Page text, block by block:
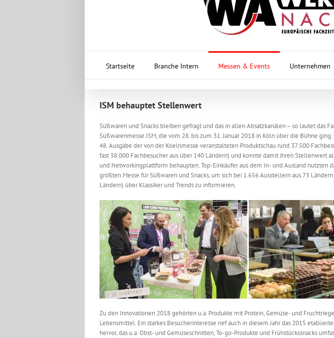
Startseite Branche Intern Messen & Events Unternehmen
ISM behauptet Stellenwert
Süßwaren und Snacks bleiben gefragt und das in allen Absatzkanälen – so lautet das
Süßwarenmesse ISM, die vom 28. bis zum 31. Januar 2018 in Köln über die Bühne
48. Ausgabe der von der Koelnmesse veranstalteten Produktschau rund 37.500
fast 38.000 Fachbesucher aus über 140 Ländern) und konnte damit ihren Stellenwert
und Networkingplattform behaupten. Top-Einkäufer aus dem In- und Ausland nutzten
größten Messe für Süßwaren und Snacks, um sich bei 1.656 Ausstellern aus 73
Ländern) über Klassiker und Trends zu informieren.
Zu den Innovationen 2018 gehörten u.a. Produkte mit Protein, Gemüse- und
Lebensmittel. Ein starkes Besucherinteresse rief auch in diesem Jahr das 2015 etablierte
hervor, das u.a. Obst- und Gemüseschnitten, To-go-Produkte und Frühstückssnacks